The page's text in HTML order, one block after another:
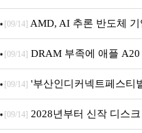
[09/14] AMD, AI 추론 반도체
[09/14] DRAM 부족에 애플 A20
퍼 대기
[09/14] '부산인디커넥트페스티
개막... 22일간 진행
[09/14] 2028년부터 신작 디스